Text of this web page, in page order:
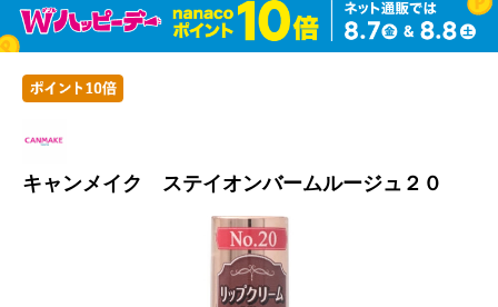
キャンメイク ステイオンバームルージュ２０